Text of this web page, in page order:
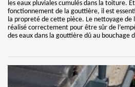
les eaux pluviales cumulés dans la toiture.
fonctionnement de la gouttière, il est
la propreté de cette pièce. Le nettoyage
réalisé correctement pour être sûr de
des eaux dans la gouttière dû au bouchage